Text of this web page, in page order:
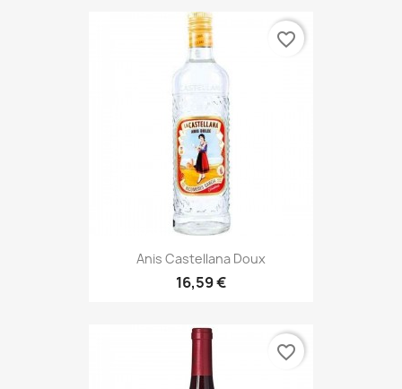
Anis Castellana Doux
16,59 €
favorite_border
favorite_border